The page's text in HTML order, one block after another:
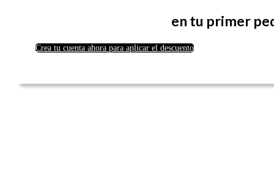
en tu primer
Crea tu cuenta ahora para aplicar el descuento